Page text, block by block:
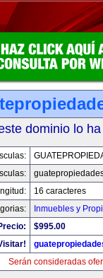
dominio lo
16 caracteres
Inmuebles y
$995.00
Serán consideradas